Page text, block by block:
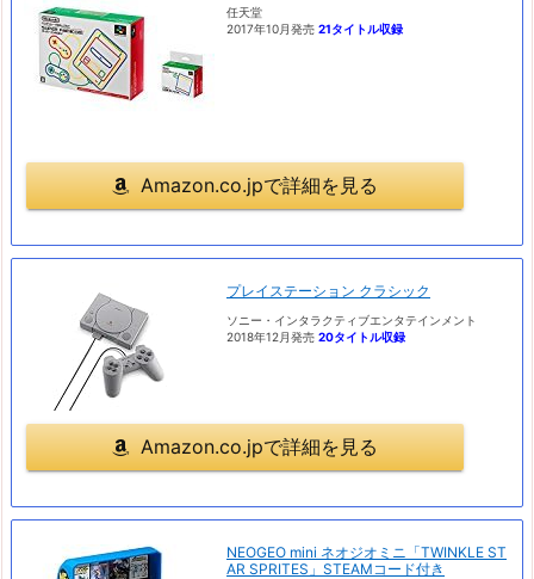
任天堂
2017年10月発売 21タイトル収録
Amazon.co.jpで詳細を見る
プレイステーション クラシック
ソニー・インタラクティブエンタテインメント
2018年12月発売 20タイトル収録
Amazon.co.jpで詳細を見る
NEOGEO mini ネオジオミニ「TWINKLE ST
AR SPRITES」STEAMコード付き